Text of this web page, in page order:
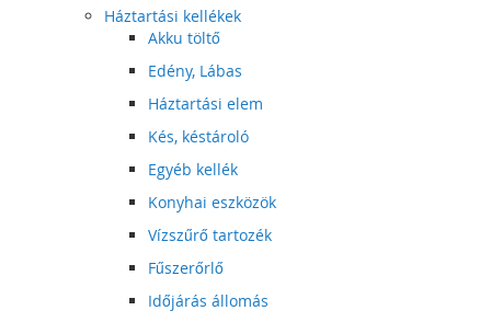
Háztartási kellékek
Akku töltő
Edény, Lábas
Háztartási elem
Kés, késtároló
Egyéb kellék
Konyhai eszközök
Vízszűrő tartozék
Fűszerőrlő
Időjárás állomás